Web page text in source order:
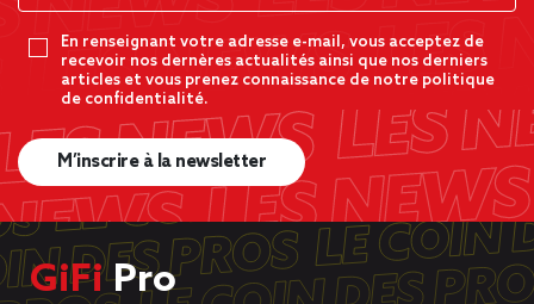
En renseignant votre adresse e-mail, vous acceptez de
recevoir nos dernères actualités ainsi que nos derniers
articles et vous prenez connaissance de notre politique
de confidentialité.
M’inscrire à la newsletter
GiFiPro